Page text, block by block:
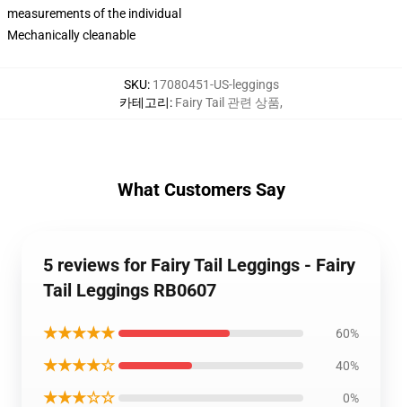
measurements of the individual
Mechanically cleanable
SKU: 17080451-US-leggings
카테고리: Fairy Tail 관련 상품,
What Customers Say
5 reviews for Fairy Tail Leggings - Fairy
Tail Leggings RB0607
★★★★★ 60%
★★★★☆ 40%
★★★☆☆ 0%